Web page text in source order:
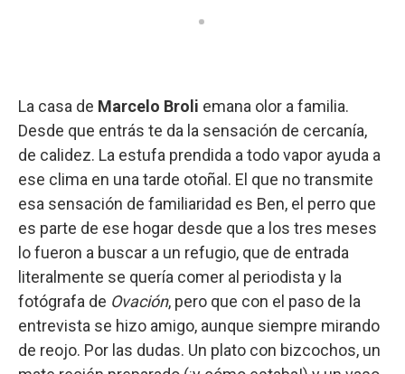
La casa de Marcelo Broli emana olor a familia.
Desde que entrás te da la sensación de cercanía,
de calidez. La estufa prendida a todo vapor ayuda a
ese clima en una tarde otoñal. El que no transmite
esa sensación de familiaridad es Ben, el perro que
es parte de ese hogar desde que a los tres meses
lo fueron a buscar a un refugio, que de entrada
literalmente se quería comer al periodista y la
fotógrafa de Ovación, pero que con el paso de la
entrevista se hizo amigo, aunque siempre mirando
de reojo. Por las dudas. Un plato con bizcochos, un